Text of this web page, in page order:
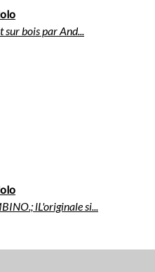
bois par And...
lL'originale si...